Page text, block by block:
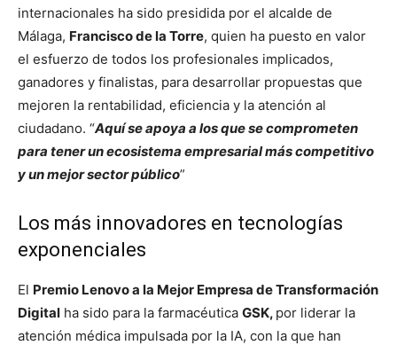
internacionales ha sido presidida por el alcalde de
Málaga, Francisco de la Torre, quien ha puesto en valor
el esfuerzo de todos los profesionales implicados,
ganadores y finalistas, para desarrollar propuestas que
mejoren la rentabilidad, eficiencia y la atención al
ciudadano. “Aquí se apoya a los que se comprometen
para tener un ecosistema empresarial más competitivo
y un mejor sector público”
Los más innovadores en tecnologías
exponenciales
El Premio Lenovo a la Mejor Empresa de Transformación
Digital ha sido para la farmacéutica GSK, por liderar la
atención médica impulsada por la IA, con la que han